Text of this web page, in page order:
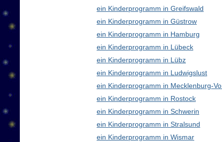
ein Kinderprogramm in Greifswald
ein Kinderprogramm in Güstrow
ein Kinderprogramm in Hamburg
ein Kinderprogramm in Lübeck
ein Kinderprogramm in Lübz
ein Kinderprogramm in Ludwigslust
ein Kinderprogramm in Mecklenburg-
ein Kinderprogramm in Rostock
ein Kinderprogramm in Schwerin
ein Kinderprogramm in Stralsund
ein Kinderprogramm in Wismar